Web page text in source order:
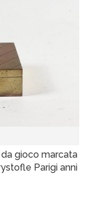
gioco marcata
Parigi anni